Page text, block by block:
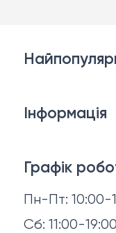
Графік
Пн-Пт: 10:00-
Сб: 11:00-19:00
Матраци
Аксесуари
Інформація
Повернення